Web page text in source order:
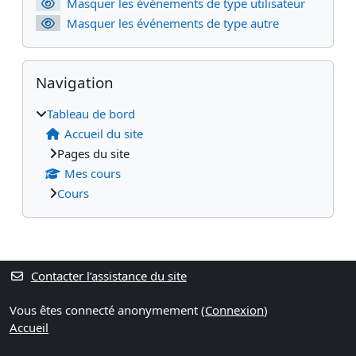
Masquer les événements de type autre
Passer Navigation
Navigation
Tableau de bord
Accueil du site
Pages du site
Mes cours
Cours
Contacter l’assistance du site
Vous êtes connecté anonymement (Connexion)
Accueil